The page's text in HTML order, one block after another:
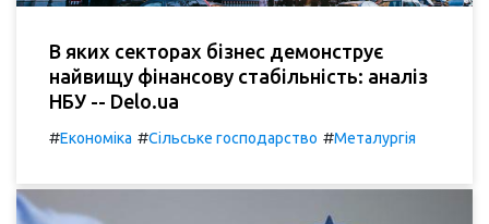
В яких секторах бізнес демонструє
найвищу фінансову стабільність: аналіз
НБУ -- Delo.ua
#Економіка #Сільське господарство #Металургія